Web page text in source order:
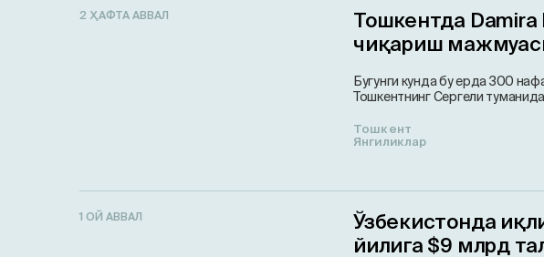
2 ҲАФТА АВВАЛ
Тошкентда Damira
чиқариш
Бугунги кунда бу ерда 300
Тошкентнинг Сергели
Тошкент
Янгиликлар
1 ОЙ АВВАЛ
Ўзбекистонда
йилига $9 млрд